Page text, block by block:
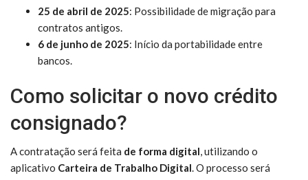
25 de abril de 2025: Possibilidade de migração para
contratos antigos.
6 de junho de 2025: Início da portabilidade entre
bancos.
Como solicitar o novo crédito
consignado?
A contratação será feita de forma digital, utilizando o
aplicativo Carteira de Trabalho Digital. O processo será